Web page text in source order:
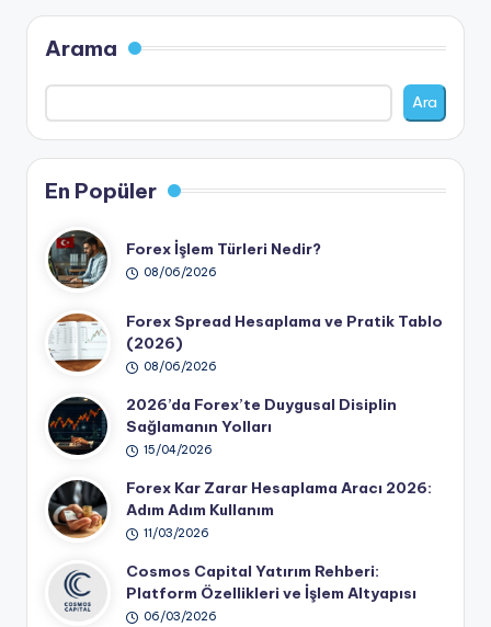
Arama
Ara
En Popüler
Forex İşlem Türleri Nedir?
08/06/2026
Forex Spread Hesaplama ve Pratik Tablo
(2026)
08/06/2026
2026’da Forex’te Duygusal Disiplin
Sağlamanın Yolları
15/04/2026
Forex Kar Zarar Hesaplama Aracı 2026:
Adım Adım Kullanım
11/03/2026
Cosmos Capital Yatırım Rehberi:
Platform Özellikleri ve İşlem Altyapısı
06/03/2026